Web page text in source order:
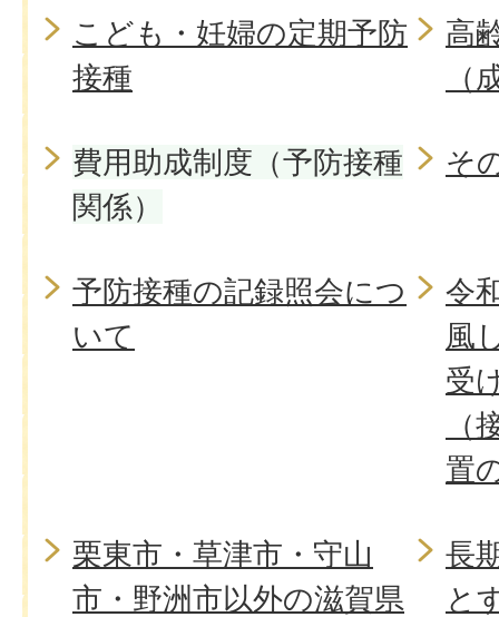
こども・妊婦の定期予防
接種
高
（
費用助成制度（予防接種
関係）
そ
予防接種の記録照会につ
いて
令
風
受
（
置
栗東市・草津市・守山
市・野洲市以外の滋賀県
長
と